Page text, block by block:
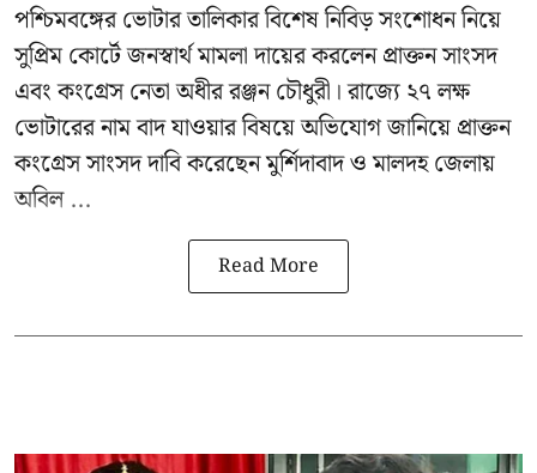
পশ্চিমবঙ্গেরভোটার তালিকার বিশেষ নিবিড় সংশোধননিয়ে
সুপ্রিম কোর্টে জনস্বার্থ মামলা দায়ের করলেন প্রাক্তন সাংসদ
এবংকংগ্রেস নেতা অধীর রঞ্জন চৌধুরী । রাজ্যে ২৭ লক্ষ
ভোটারের নাম বাদ যাওয়ার বিষয়ে অভিযোগ জানিয়ে প্রাক্তন
কংগ্রেস সাংসদ দাবি করেছেন মুর্শিদাবাদ ও মালদহ জেলায়
অবিল ...
Read More